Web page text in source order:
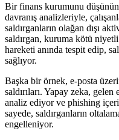
Bir finans kurumunu
davranış analizleriyle,
saldırganların olağan dışı
saldırgan, kuruma kötü
hareketi anında tespit edip,
sağlıyor.
Başka bir örnek, e-posta
saldırıları. Yapay zeka,
analiz ediyor ve phishing
sayede, saldırganların
engelleniyor.